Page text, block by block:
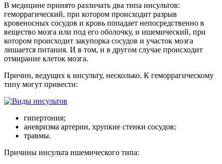
В медицине принято различать два типа инсультов:
геморрагический, при котором происходит разрыв
кровеносных сосудов и кровь попадает непосредственно в
вещество мозга или под его оболочку, и ишемический, при
котором происходит закупорка сосудов и участок мозга
лишается питания. И в том, и в другом случае происходит
отмирание клеток мозга.
Причин, ведущих к инсульту, несколько. К геморрагическому
типу могут привести:
гипертония;
аневризма артерии, хрупкие стенки сосудов;
травмы.
Причины инсульта ишемического типа: